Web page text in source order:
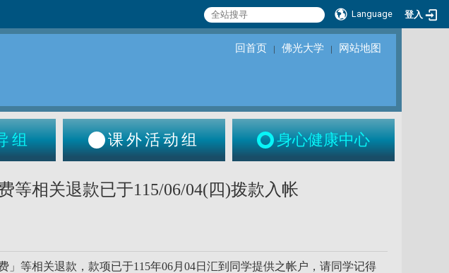
Language 登入
回首页 ｜ 佛光大学 ｜ 网站地图
组 课外活动组 身心健康中心
等相关退款已于115/06/04(四)拨款入帐
等相关退款，款项已于115年06月04日汇到同学提供之帐户，请同学记得